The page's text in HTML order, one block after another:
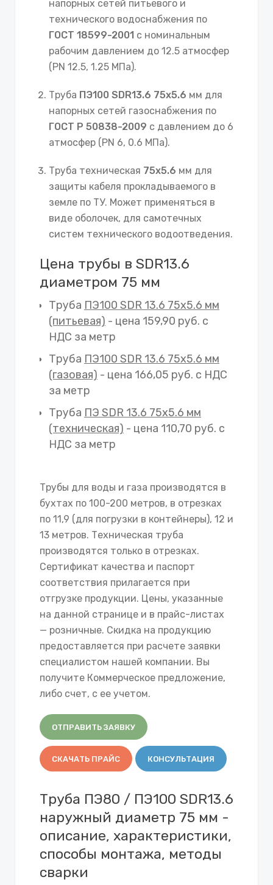
напорных сетей питьевого и
технического водоснабжения по
ГОСТ 18599-2001 с номинальным
рабочим давлением до 12.5 атмосфер
(PN 12.5, 1.25 МПа).
Труба ПЭ100 SDR13.6 75х5.6 мм для
напорных сетей газоснабжения по
ГОСТ Р 50838-2009 с давлением до 6
атмосфер (PN 6, 0.6 МПа).
Труба техническая 75х5.6 мм для
защиты кабеля прокладываемого в
земле по ТУ. Может применяться в
виде оболочек, для самотечных
систем технического водоотведения.
Цена трубы в SDR13.6
диаметром 75 мм
Труба ПЭ100 SDR 13.6 75х5.6 мм
(питьевая) - цена 159,90 руб. с
НДС за метр
Труба ПЭ100 SDR 13.6 75х5.6 мм
(газовая) - цена 166,05 руб. с НДС
за метр
Труба ПЭ SDR 13.6 75х5.6 мм
(техническая) - цена 110,70 руб. с
НДС за метр
Трубы для воды и газа производятся в
бухтах по 100-200 метров, в отрезках
по 11,9 (для погрузки в контейнеры), 12 и
13 метров. Техническая труба
производятся только в отрезках.
Сертификат качества и паспорт
соответствия прилагается при
отгрузке продукции. Цены, указанные
на данной странице и в прайс-листах
— розничные. Скидка на продукцию
предоставляется при расчете заявки
специалистом нашей компании. Вы
получите Коммерческое предложение,
либо счет, с ее учетом.
ОТПРАВИТЬ ЗАЯВКУ
СКАЧАТЬ ПРАЙС КОНСУЛЬТАЦИЯ
Труба ПЭ80 / ПЭ100 SDR13.6
наружный диаметр 75 мм -
описание, характеристики,
способы монтажа, методы
сварки